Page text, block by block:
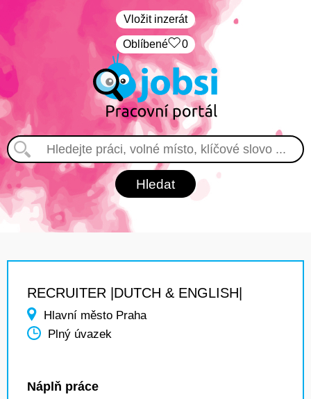
Vložit inzerát
Oblíbené 0
RECRUITER |DUTCH & ENGLISH|
Hlavní město Praha
Plný úvazek
Náplň práce